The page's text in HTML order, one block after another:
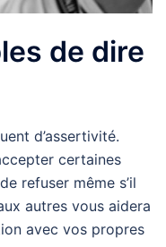
de dire
d’assertivité.
certaines
refuser même s’il
autres vous aidera
avec vos propres